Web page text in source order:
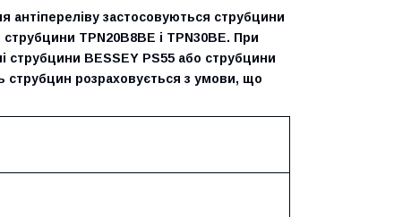
антіпереліву застосовуються струбцини
TPN20B8BE і TPN30BE. При
струбцини BESSEY PS55 або струбцини
струбцин розраховується з умови, що